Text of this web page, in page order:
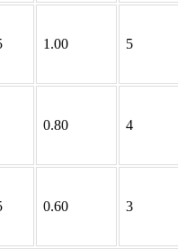
1.00 5
0.80 4
0.60 3